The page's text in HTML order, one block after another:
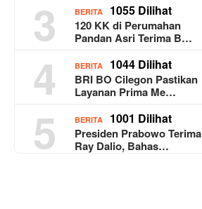
3 BERITA 1055 Dilihat
120 KK di Perumahan
Pandan Asri Terima B…
4 BERITA 1044 Dilihat
BRI BO Cilegon Pastikan
Layanan Prima Me…
5 BERITA 1001 Dilihat
Presiden Prabowo Terima
Ray Dalio, Bahas…